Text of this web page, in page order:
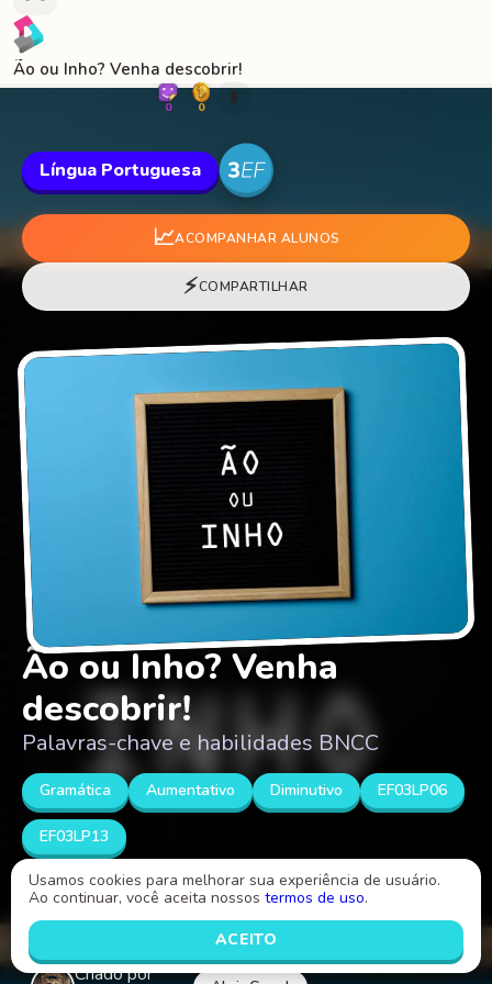
Ão ou Inho? Venha descobrir!
0 0 🐛
Língua Portuguesa
📈ACOMPANHAR ALUNOS
⚡COMPARTILHAR
Ão ou Inho? Venha
descobrir!
Palavras-chave e habilidades BNCC
Gramática Aumentativo Diminutivo EF03LP06
EF03LP13
Vamos nos aperfeiçoar em aumentativo e diminutivo!
Criado por
Usamos cookies para melhorar sua experiência de usuário.
Ao continuar, você aceita nossos termos de uso.
ACEITO